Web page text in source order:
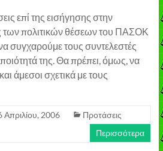
επί της εισήγησης στην
των πολιτικών θέσεων του ΠΑΣΟΚ
συγχαρούμε τους συντελεστές
της. Θα πρέπει, όμως, να
άμεσοι σχετικά με τους
Απριλίου, 2006
Προτάσεις
Περισσότερα